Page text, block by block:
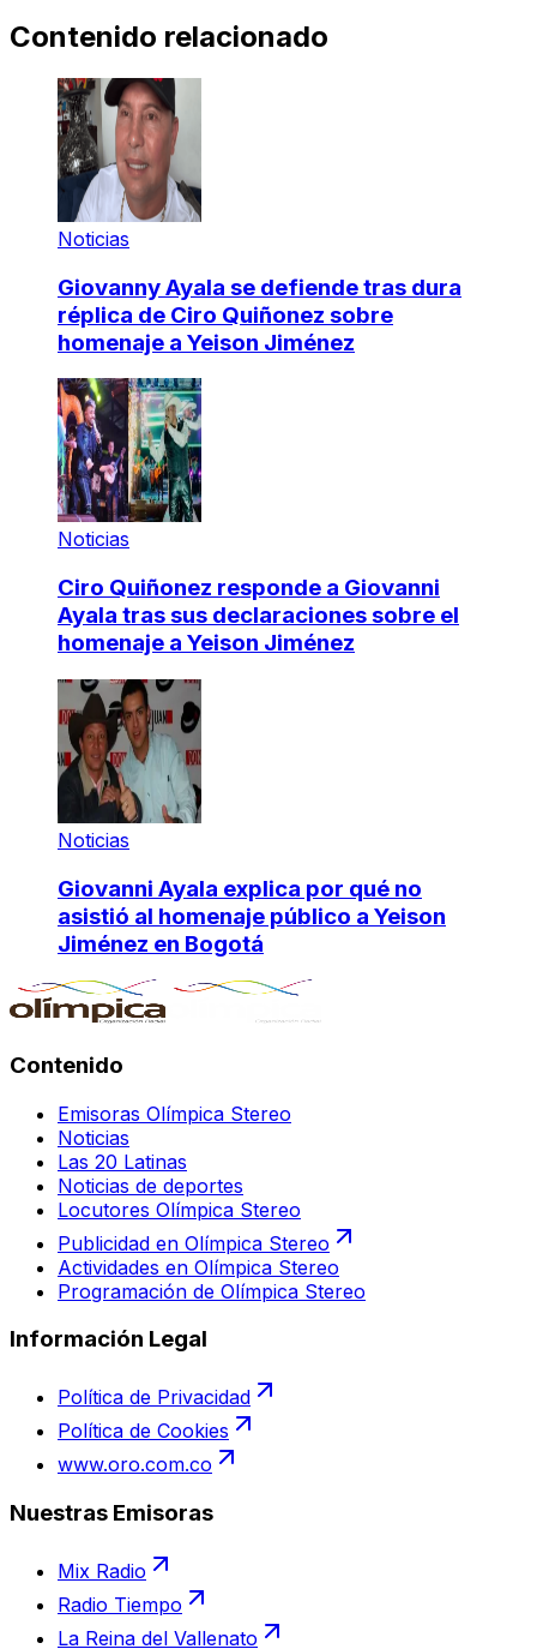
Contenido relacionado
Noticias
Giovanny Ayala se defiende tras dura
réplica de Ciro Quiñonez sobre
homenaje a Yeison Jiménez
Noticias
Ciro Quiñonez responde a Giovanni
Ayala tras sus declaraciones sobre el
homenaje a Yeison Jiménez
Noticias
Giovanni Ayala explica por qué no
asistió al homenaje público a Yeison
Jiménez en Bogotá
Contenido
Emisoras Olímpica Stereo
Noticias
Las 20 Latinas
Noticias de deportes
Locutores Olímpica Stereo
Publicidad en Olímpica Stereo
Actividades en Olímpica Stereo
Programación de Olímpica Stereo
Información Legal
Política de Privacidad
Política de Cookies
www.oro.com.co
Nuestras Emisoras
Mix Radio
Radio Tiempo
La Reina del Vallenato